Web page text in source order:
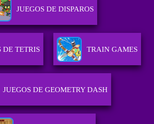
JUEGOS DE DISPAROS
DE TETRIS TRAIN GAMES
JUEGOS DE GEOMETRY DASH